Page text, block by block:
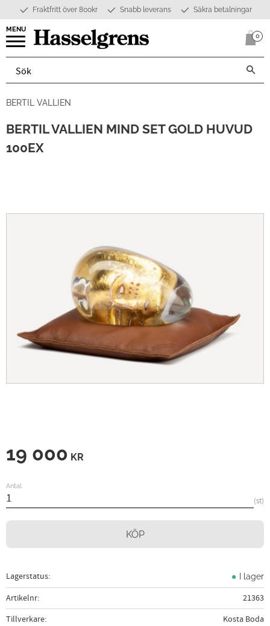
Meny
Fraktfritt över 800kr Snabb leverans Säkra betalningar
0
BERTIL VALLIEN
BERTIL VALLIEN MIND SET GOLD HUVUD
100EX
19 000 KR
Antal
st
KÖP
Lagerstatus I lager
Artikelnr
21363
Tillverkare
Kosta Boda